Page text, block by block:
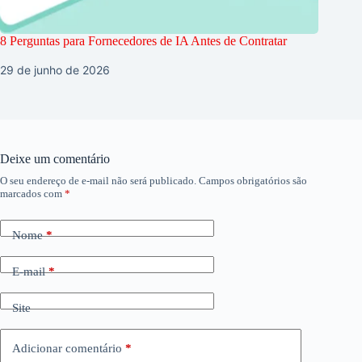
8 Perguntas para Fornecedores de IA Antes de Contratar
29 de junho de 2026
Deixe um comentário
O seu endereço de e-mail não será publicado. Campos obrigatórios são
marcados com *
Nome*
E-mail*
Site
Adicionar comentário *